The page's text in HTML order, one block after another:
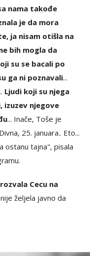
nama takođe
je da mora
ja nisam otišla na
bih mogla da
su se bacali po
ga ni poznavali...
Ljudi koji su njega
izuzev njegove
... Inače, Toše je
25. januara.. Eto...
ostanu tajna", pisala
Cecu na
željela javno da